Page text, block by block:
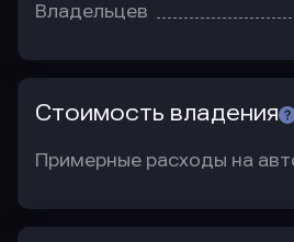
Владельцев
Стоимость владения
Примерные расходы на